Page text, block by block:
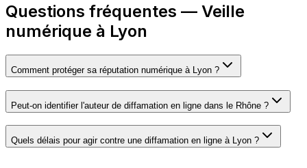
Questions fréquentes — Veille
numérique à Lyon
Comment protéger sa réputation numérique à Lyon ?
Peut-on identifier l'auteur de diffamation en ligne dans le Rhône ?
Quels délais pour agir contre une diffamation en ligne à Lyon ?